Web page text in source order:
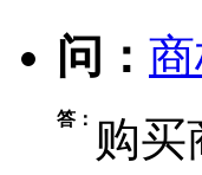
问：
答： 购买